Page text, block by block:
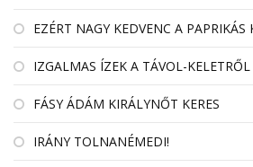
EZÉRT NAGY KEDVENC A PAPRIKÁS
IZGALMAS ÍZEK A TÁVOL-KELETRŐL
FÁSY ÁDÁM KIRÁLYNŐT KERES
IRÁNY TOLNANÉMEDI!